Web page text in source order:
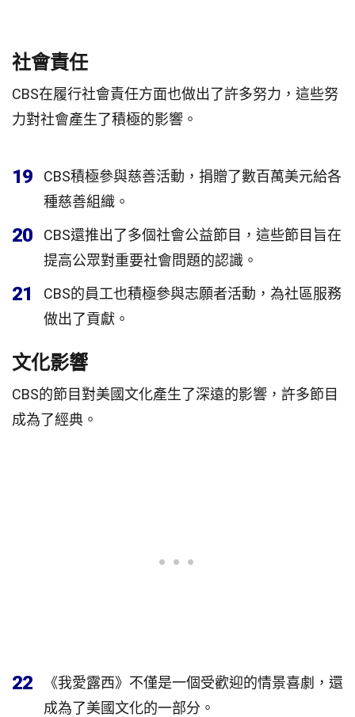
社會責任
CBS在履行社會責任方面也做出了許多努力，這些努
力對社會產生了積極的影響。
19
CBS積極參與慈善活動，捐贈了數百萬美元給各
種慈善組織。
20
CBS還推出了多個社會公益節目，這些節目旨在
提高公眾對重要社會問題的認識。
21
CBS的員工也積極參與志願者活動，為社區服務
做出了貢獻。
文化影響
CBS的節目對美國文化產生了深遠的影響，許多節目
成為了經典。
22
《我愛露西》不僅是一個受歡迎的情景喜劇，還
成為了美國文化的一部分。